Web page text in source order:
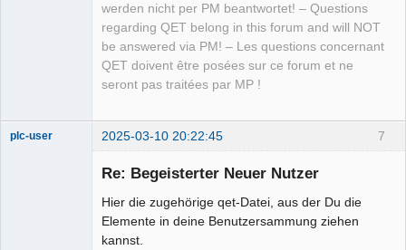
werden nicht per PM beantwortet! – Questions
regarding QET belong in this forum and will NOT
be answered via PM! – Les questions concernant
QET doivent être posées sur ce forum et ne
seront pas traitées par MP !
7
plc-user 2025-03-10 20:22:45
Re: Begeisterter Neuer Nutzer
Hier die zugehörige qet-Datei, aus der Du die
Elemente in deine Benutzersammung ziehen
kannst.